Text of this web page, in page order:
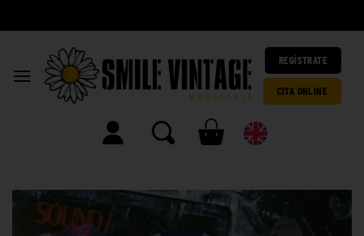
REGÍSTRATE
CITA ONLINE